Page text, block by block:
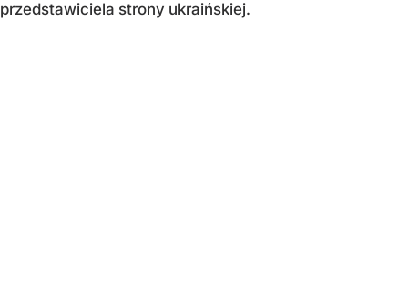
przedstawiciela strony ukraińskiej.